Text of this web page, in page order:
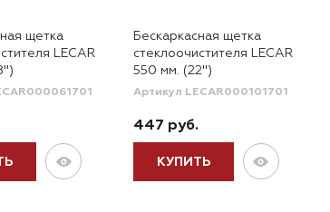
щетка
LECAR
Бескаркасная щетка
стеклоочистителя LECAR
550 мм. (22")
Артикул LECAR000101701
447 руб.
КУПИТЬ